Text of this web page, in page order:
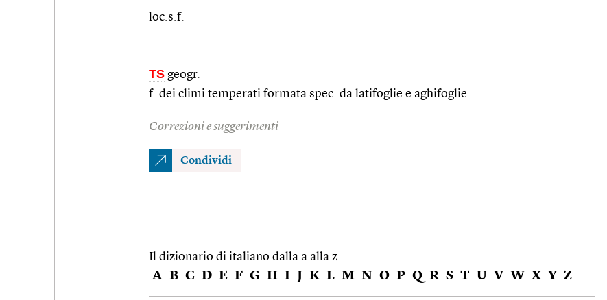
loc.s.f.
TS geogr.
f. dei climi temperati formata spec. da latifoglie e aghifoglie
Correzioni e suggerimenti
Condividi
Il dizionario di italiano dalla a alla z
A B C D E F G H I J K L M N O P Q R S T U V W X Y Z